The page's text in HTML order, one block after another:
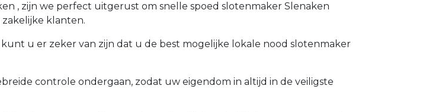
, zijn we perfect uitgerust om snelle spoed slotenmaker Slenaken
klanten.
u er zeker van zijn dat u de best mogelijke lokale nood slotenmaker
controle ondergaan, zodat uw eigendom in altijd in de veiligste